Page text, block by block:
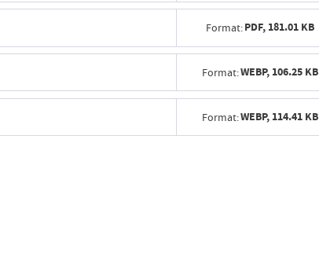
Format:PDF, 181.01 KB
Format:WEBP, 106.25 KB
Format:WEBP, 114.41 KB